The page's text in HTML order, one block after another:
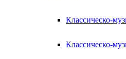
Классическо-
Классическо-